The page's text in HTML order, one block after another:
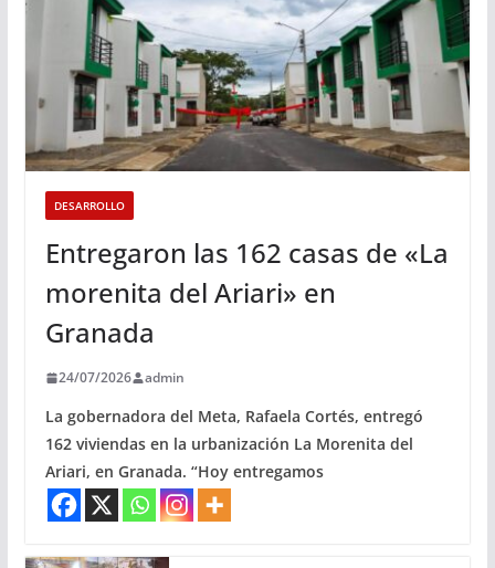
DESARROLLO
Entregaron las 162 casas de «La
morenita del Ariari» en
Granada
24/07/2026 admin
La gobernadora del Meta, Rafaela Cortés, entregó
162 viviendas en la urbanización La Morenita del
Ariari, en Granada. “Hoy entregamos